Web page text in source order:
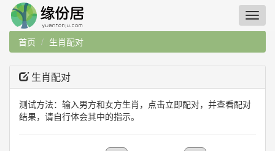
首页 生肖配对
生肖配对
测试方法：输入男方和女方生肖，点击立即配对，并查看配对
结果，请自行体会其中的指示。